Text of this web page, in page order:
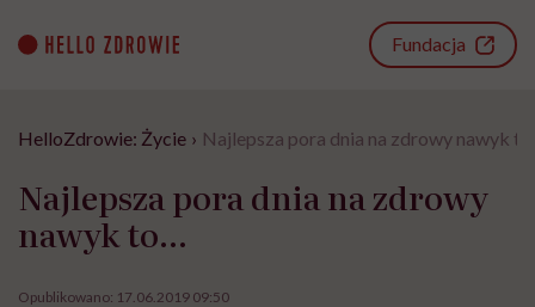
content
Fundacja
HelloZdrowie: Życie › Najlepsza pora dnia na zdrowy nawyk
Najlepsza pora dnia na zdrowy
nawyk to…
Opublikowano: 17.06.2019 09:50